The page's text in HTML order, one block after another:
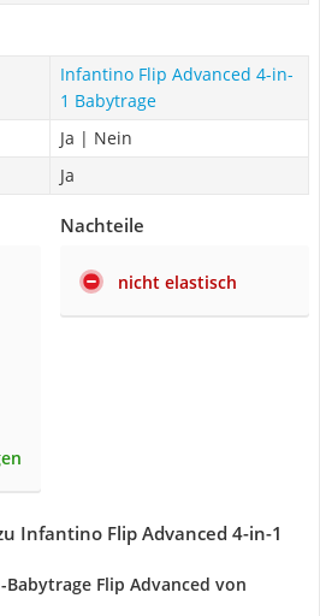
Infantino Flip Advanced 4-in-
1 Babytrage
Ja | Nein
Ja
Nachteile
nicht elastisch
Infantino Flip Advanced 4-in-1
Flip Advanced von